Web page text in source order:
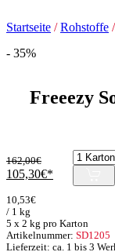
Startseite /Rohstoffe /
- 35%
Freeezy
162,00€
Ursprünglicher
war:
162,00€
105,30€
Preis
5 x 2 kg pro Karton
Artikelnummer: SD1205
10,53€
/ 1 kg
Lieferzeit: ca. 1 bis 3